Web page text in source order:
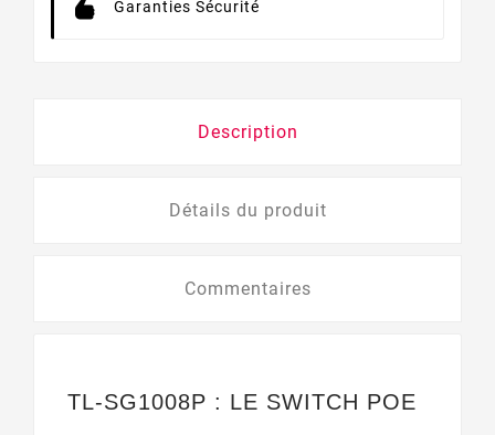
Garanties Sécurité
Description
Détails du produit
Commentaires
TL-SG1008P : LE SWITCH POE